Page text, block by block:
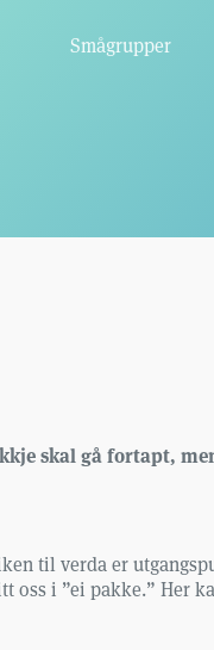
Smågrupper
skal gå fortapt,
til verda er
i ”ei pakke.” Her